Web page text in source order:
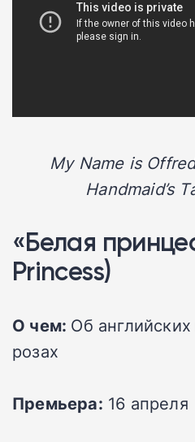
My Name is
Handmaid’s
«Белая
Princess)
О чем: Об
розах
Премьера: 16 апреля